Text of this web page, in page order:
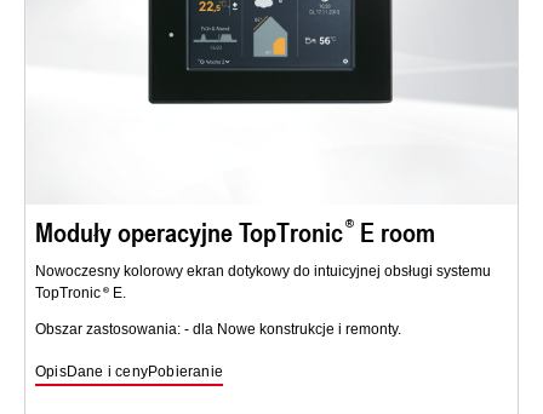
Moduły operacyjne TopTronic E room
Nowoczesny kolorowy ekran dotykowy do intuicyjnej obsługi systemu
TopTronic
E.
Obszar zastosowania: - dla Nowe konstrukcje i remonty.
OpisDane i cenyPobieranie